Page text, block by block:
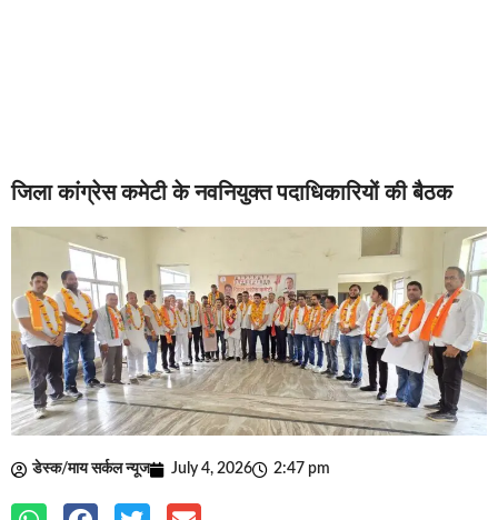
जिला कांग्रेस कमेटी के नवनियुक्त पदाधिकारियों की बैठक
डेस्क/माय सर्कल न्यूज July 4, 2026 2:47 pm